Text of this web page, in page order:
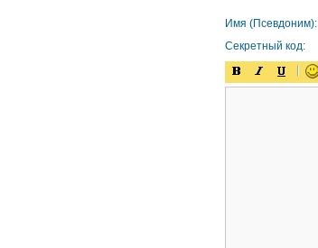
Имя (Псевдоним):
Секретный код: